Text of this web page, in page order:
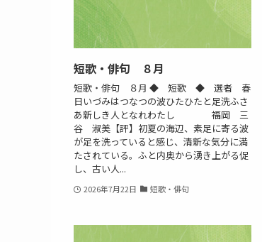
短歌・俳句 ８月
短歌・俳句 ８月 ◆ 短歌 ◆ 選者 春
日いづみはつなつの波ひたひたと足洗ふさ
あ新しき人となれわたし 福岡 三
谷 淑美【評】初夏の海辺、素足に寄る波
が足を洗っていると感じ、清新な気分に満
たされている。ふと内奥から湧き上がる促
し、古い人...
2026年7月22日 短歌・俳句